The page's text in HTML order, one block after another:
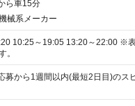
ら車15分
械系メーカー
～19:05 13:20～22:00 ※表記のうち実働7時
。
募から1週間以内(最短2日目)のス